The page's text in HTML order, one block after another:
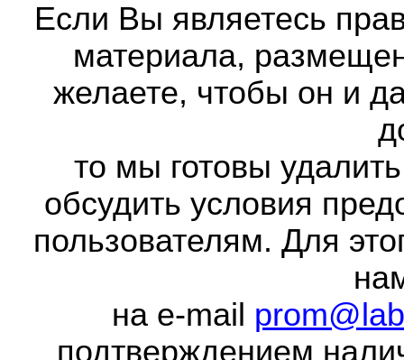
Если Вы являетесь
материала,
желаете, чтобы он и
то мы готовы
обсудить условия
пользователям. Для
на e-mail
подтверждением